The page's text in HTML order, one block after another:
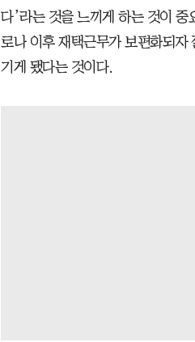
다’라는 것을 느끼게 하는 것이
로나 이후 재택근무가 보편화되자
기게 됐다는 것이다.